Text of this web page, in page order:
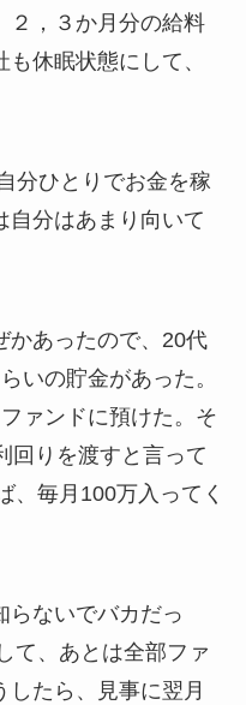
２，３か月分の給料
休眠状態にして、
分ひとりでお金を稼
自分はあまり向いて
かあったので、20代
いの貯金があった。
ァンドに預けた。そ
回りを渡すと言って
、毎月100万入ってく
らないでバカだっ
て、あとは全部ファ
したら、見事に翌月